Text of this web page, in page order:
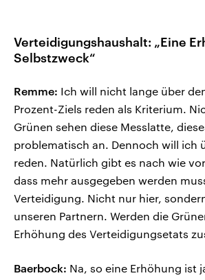
Verteidigungshaushalt: „Eine
Selbstzweck“
Remme: Ich will nicht lange über
Prozent-Ziels reden als Kriterium.
Grünen sehen diese Messlatte,
problematisch an. Dennoch will ich
reden. Natürlich gibt es nach wie
dass mehr ausgegeben werden
Verteidigung. Nicht nur hier,
unseren Partnern. Werden die
Erhöhung des Verteidigungsetats
Baerbock: Na, so eine Erhöhung ist